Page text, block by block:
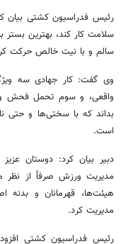
رئیس فدراسیون کشتی بیان
سلامت کار کند، بهترین
سالم و با نیت خالص حرکت
وی گفت: کار جهادی سه
واقعی، و سوم تحمل فحش و
بداند که با سختی‌ها و حتی
است.
دبیر بیان کرد: دوستان
مدیریت ورزش صرفاً از نظر
هیئت‌ها، قهرمانان و بدنه
مدیریت کرد.
رئیس فدراسیون کشتی